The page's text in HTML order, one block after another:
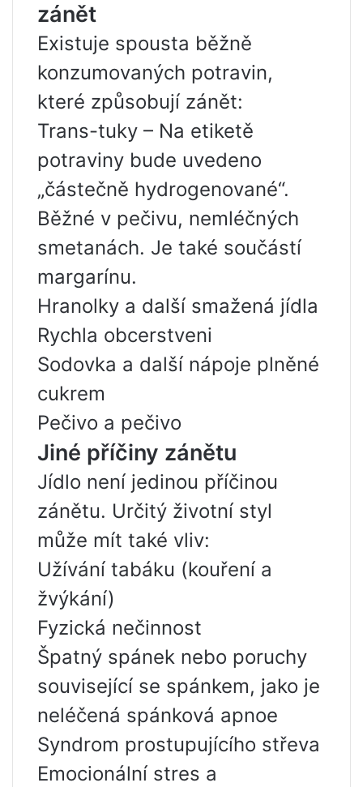
zánět
Existuje spousta běžně
konzumovaných potravin,
které způsobují zánět:
Trans-tuky – Na etiketě
potraviny bude uvedeno
„částečně hydrogenované“.
Běžné v pečivu, nemléčných
smetanách. Je také součástí
margarínu.
Hranolky a další smažená jídla
Rychla obcerstveni
Sodovka a další nápoje plněné
cukrem
Pečivo a pečivo
Jiné příčiny zánětu
Jídlo není jedinou příčinou
zánětu. Určitý životní styl
může mít také vliv:
Užívání tabáku (kouření a
žvýkání)
Fyzická nečinnost
Špatný spánek nebo poruchy
související se spánkem, jako je
neléčená spánková apnoe
Syndrom prostupujícího střeva
Emocionální stres a